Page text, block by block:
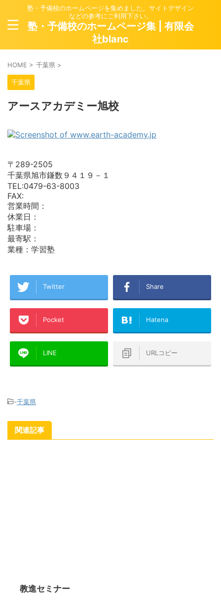
塾・予備校のホームページを集めました。サイトデザイン
などの参考にご利用下さい。
塾・予備校のホームページ集 | 有限会
社blanc
HOME > 千葉県 >
千葉県
アースアカデミー旭校
〒289-2505
千葉県旭市鎌数９４１９－１
TEL:0479-63-8003
FAX:
営業時間：
休業日：
駐車場：
最寄駅：
業種：学習塾
Twitter Share
Pocket Hatena
LINE URLコピー
-千葉県
関連記事
教進セミナー